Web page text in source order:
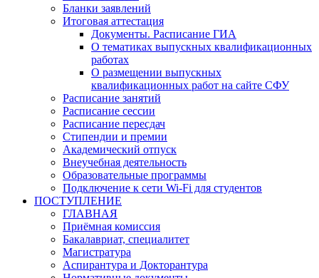
Бланки заявлений
Итоговая аттестация
Документы. Расписание ГИА
О тематиках выпускных квалификационных
работах
О размещении выпускных
квалификационных работ на сайте СФУ
Расписание занятий
Расписание сессии
Расписание пересдач
Стипендии и премии
Академический отпуск
Внеучебная деятельность
Образовательные программы
Подключение к сети Wi-Fi для студентов
ПОСТУПЛЕНИЕ
ГЛАВНАЯ
Приёмная комиссия
Бакалавриат, специалитет
Магистратура
Аспирантура и Докторантура